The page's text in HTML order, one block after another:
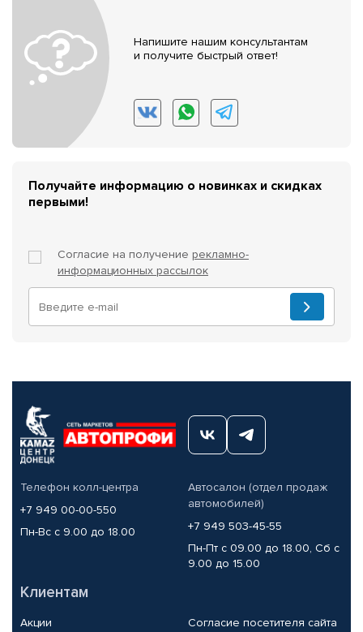
Напишите нашим консультантам
и получите быстрый ответ!
Получайте информацию о новинках и скидках
первыми!
Согласие на получение рекламно-
информационных рассылок
Телефон колл-центра
+7 949 00-00-550
Пн-Вс с 9.00 до 18.00
Автосалон (отдел продаж
автомобилей)
+7 949 503-45-55
Пн-Пт с 09.00 до 18.00, Сб с
9.00 до 15.00
Клиентам
Акции
Согласие посетителя сайта